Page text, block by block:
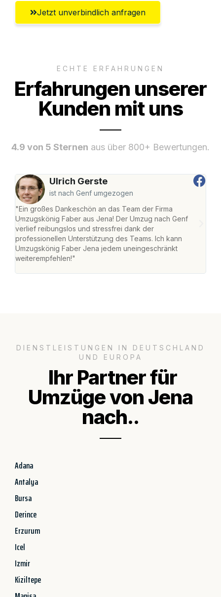
Jetzt unverbindlich anfragen
ECHTE ERFAHRUNGEN
Erfahrungen unserer
Kunden mit uns
4.9 von 5 Sternen aus über 800+ Bewertungen.
Ulrich Gerste
ist nach Genf umgezogen
"Ein großes Dankeschön an das Team der Firma
Umzugskönig Faber aus Jena! Der Umzug nach Genf
verlief reibungslos und stressfrei dank der
professionellen Unterstützung des Teams. Ich kann
Umzugskönig Faber Jena jedem uneingeschränkt
weiterempfehlen!"
DIENSTLEISTUNGEN IN DEUTSCHLAND
UND EUROPA
Ihr Partner für
Umzüge von Jena
nach..
Adana
Antalya
Bursa
Derince
Erzurum
Icel
Izmir
Kiziltepe